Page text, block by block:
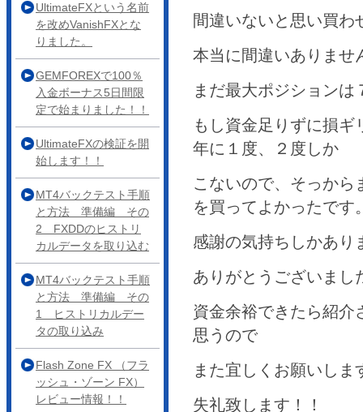
間違いないと思い買わ
本当に間違いありませ
まだ最大ポジション
もし資金足りずに損
年に１度、２度しか
こないので、そっから
を買ってよかったです
感謝の気持ちしかあり
ありがとうございまし
資金余裕できたら紹介
思うので
また宜しくお願いしま
失礼致します！！
UltimateFXという名前
を改めVanishFXとな
りました。
GEMFOREXで100％
入金ボーナス5日間限
定で始まりました！！
UltimateFXの検証を開
始します！！
MT4バックテスト手順
と方法 準備編 その
2 FXDDのヒストリ
カルデータを取り込む
MT4バックテスト手順
と方法 準備編 その
1 ヒストリカルデー
タの取り込み
Flash Zone FX （フラ
ッシュ・ゾーン FX）
レビュー情報！！